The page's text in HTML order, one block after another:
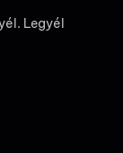
Legyél